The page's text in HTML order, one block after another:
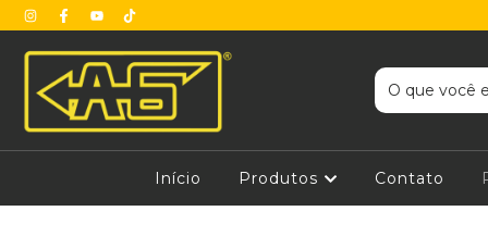
Início Produtos Contato